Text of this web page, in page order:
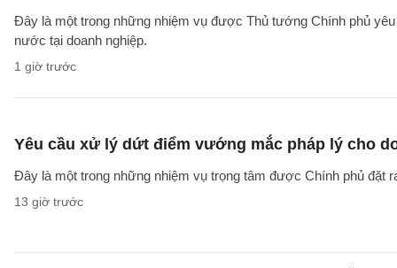
Đây là một trong những nhiệm vụ được Thủ tướng Chính phủ
nước tại doanh nghiệp.
1 giờ trước
Yêu cầu xử lý dứt điểm vướng mắc pháp lý cho
Đây là một trong những nhiệm vụ trọng tâm được Chính phủ đặt
13 giờ trước